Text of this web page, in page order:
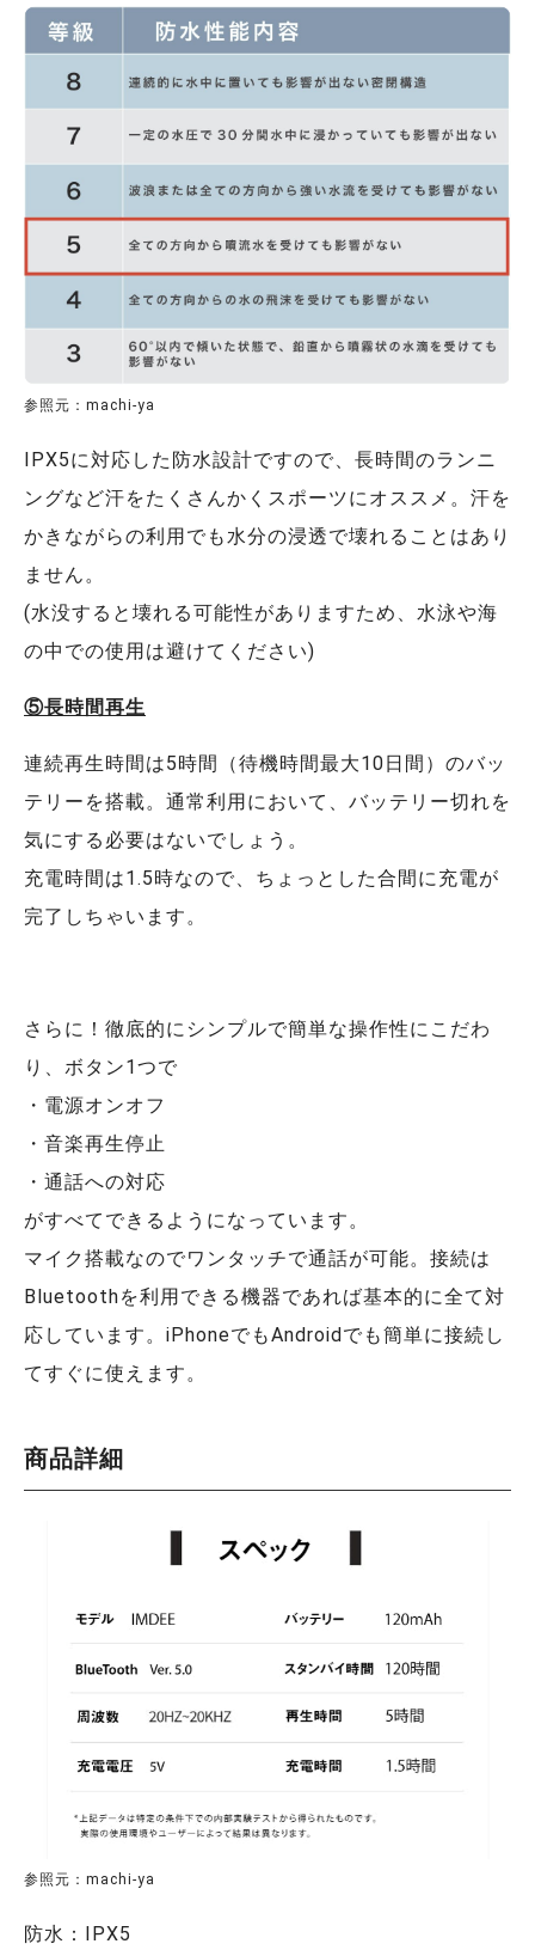
参照元：machi-ya
IPX5に対応した防水設計ですので、長時間のランニ
ングなど汗をたくさんかくスポーツにオススメ。汗を
かきながらの利用でも水分の浸透で壊れることはあり
ません。
(水没すると壊れる可能性がありますため、水泳や海
の中での使用は避けてください)
⑤長時間再生
連続再生時間は5時間（待機時間最大10日間）のバッ
テリーを搭載。通常利用において、バッテリー切れを
気にする必要はないでしょう。
充電時間は1.5時なので、ちょっとした合間に充電が
完了しちゃいます。
さらに！徹底的にシンプルで簡単な操作性にこだわ
り、ボタン1つで
・電源オンオフ
・音楽再生停止
・通話への対応
がすべてできるようになっています。
マイク搭載なのでワンタッチで通話が可能。接続は
Bluetoothを利用できる機器であれば基本的に全て対
応しています。iPhoneでもAndroidでも簡単に接続し
てすぐに使えます。
商品詳細
参照元：machi-ya
防水：IPX5